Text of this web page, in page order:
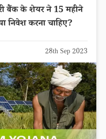
बैंक के शेयर ने 15 महीने
निवेश करना चाहिए?
28th Sep 2023